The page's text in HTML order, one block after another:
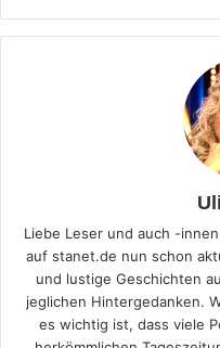
Liebe Leser und auch -
auf stanet.de nun schon
und lustige Geschichten
jeglichen Hintergedanken.
es wichtig ist, dass viele